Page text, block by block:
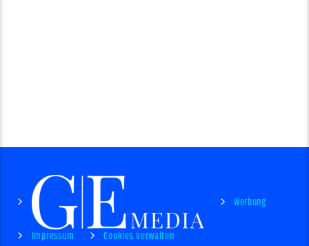
Werbung
Impressum Cookies verwalten